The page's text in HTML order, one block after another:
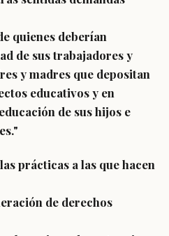
quienes deberían
de sus trabajadores y
y madres que depositan
educativos y en
de sus hijos e
prácticas a las que hacen
de derechos